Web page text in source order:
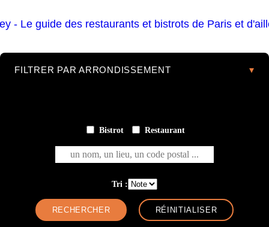
FILTRER PAR ARRONDISSEMENT
Bistrot Restaurant
un nom, un lieu, un code postal ...
Tri :